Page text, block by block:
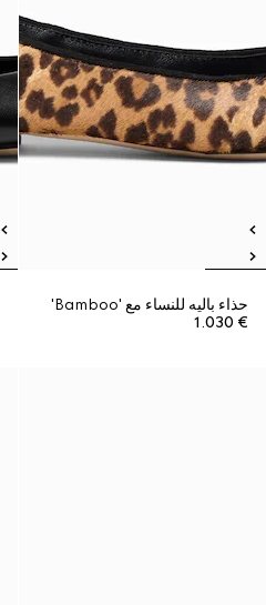
حذاء باليه للنساء مع 'Bamboo'
€ 1.030